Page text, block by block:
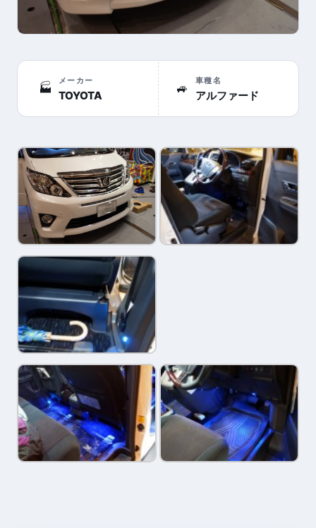
🏭
メーカー
TOYOTA
🚙
車種名
アルファード